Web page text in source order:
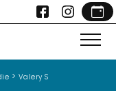
> Valery S